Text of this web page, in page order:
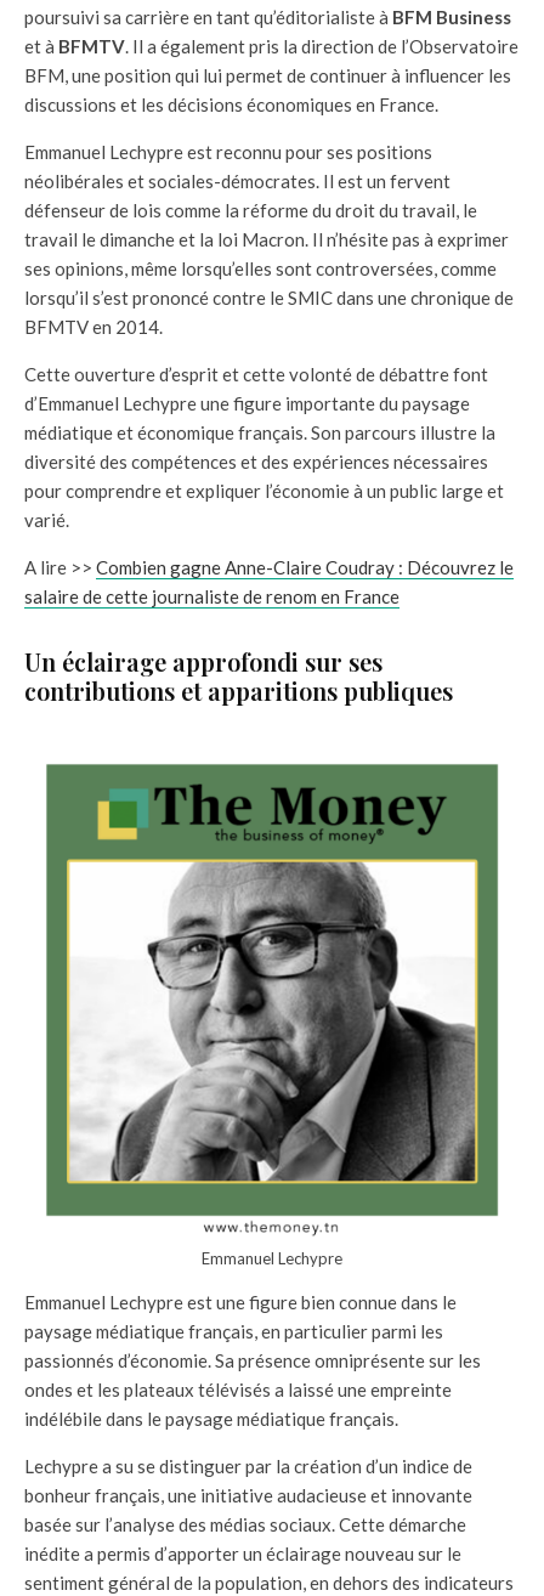
poursuivi sa carrière en tant qu’éditorialiste à BFM Business
et à BFMTV. Il a également pris la direction de l’Observatoire
BFM, une position qui lui permet de continuer à influencer les
discussions et les décisions économiques en France.
Emmanuel Lechypre est reconnu pour ses positions
néolibérales et sociales-démocrates. Il est un fervent
défenseur de lois comme la réforme du droit du travail, le
travail le dimanche et la loi Macron. Il n’hésite pas à exprimer
ses opinions, même lorsqu’elles sont controversées, comme
lorsqu’il s’est prononcé contre le SMIC dans une chronique de
BFMTV en 2014.
Cette ouverture d’esprit et cette volonté de débattre font
d’Emmanuel Lechypre une figure importante du paysage
médiatique et économique français. Son parcours illustre la
diversité des compétences et des expériences nécessaires
pour comprendre et expliquer l’économie à un public large et
varié.
A lire >> Combien gagne Anne-Claire Coudray : Découvrez le
salaire de cette journaliste de renom en France
Un éclairage approfondi sur ses
contributions et apparitions publiques
Emmanuel Lechypre
Emmanuel Lechypre est une figure bien connue dans le
paysage médiatique français, en particulier parmi les
passionnés d’économie. Sa présence omniprésente sur les
ondes et les plateaux télévisés a laissé une empreinte
indélébile dans le paysage médiatique français.
Lechypre a su se distinguer par la création d’un indice de
bonheur français, une initiative audacieuse et innovante
basée sur l’analyse des médias sociaux. Cette démarche
inédite a permis d’apporter un éclairage nouveau sur le
sentiment général de la population, en dehors des indicateurs